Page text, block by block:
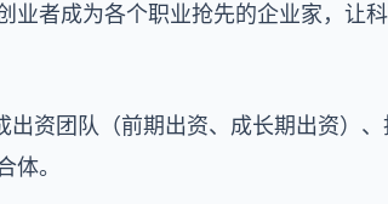
业者成为各个职业抢先的企业家，让
资团队（前期出资、成长期出资）
体。